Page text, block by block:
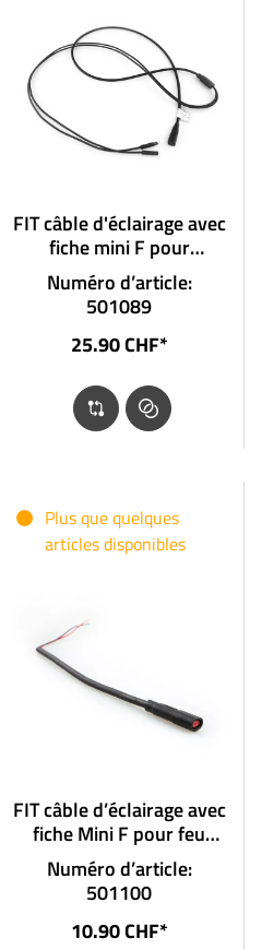
FIT câble d'éclairage avec
fiche mini F pour
projecteurs avec fiche et
connexion pour feux de
route
Numéro d’article:
501089
25.90 CHF*
Plus que quelques
articles disponibles
FIT câble d’éclairage avec
fiche Mini F pour feu
arrière sans fiche
Numéro d’article:
501100
10.90 CHF*